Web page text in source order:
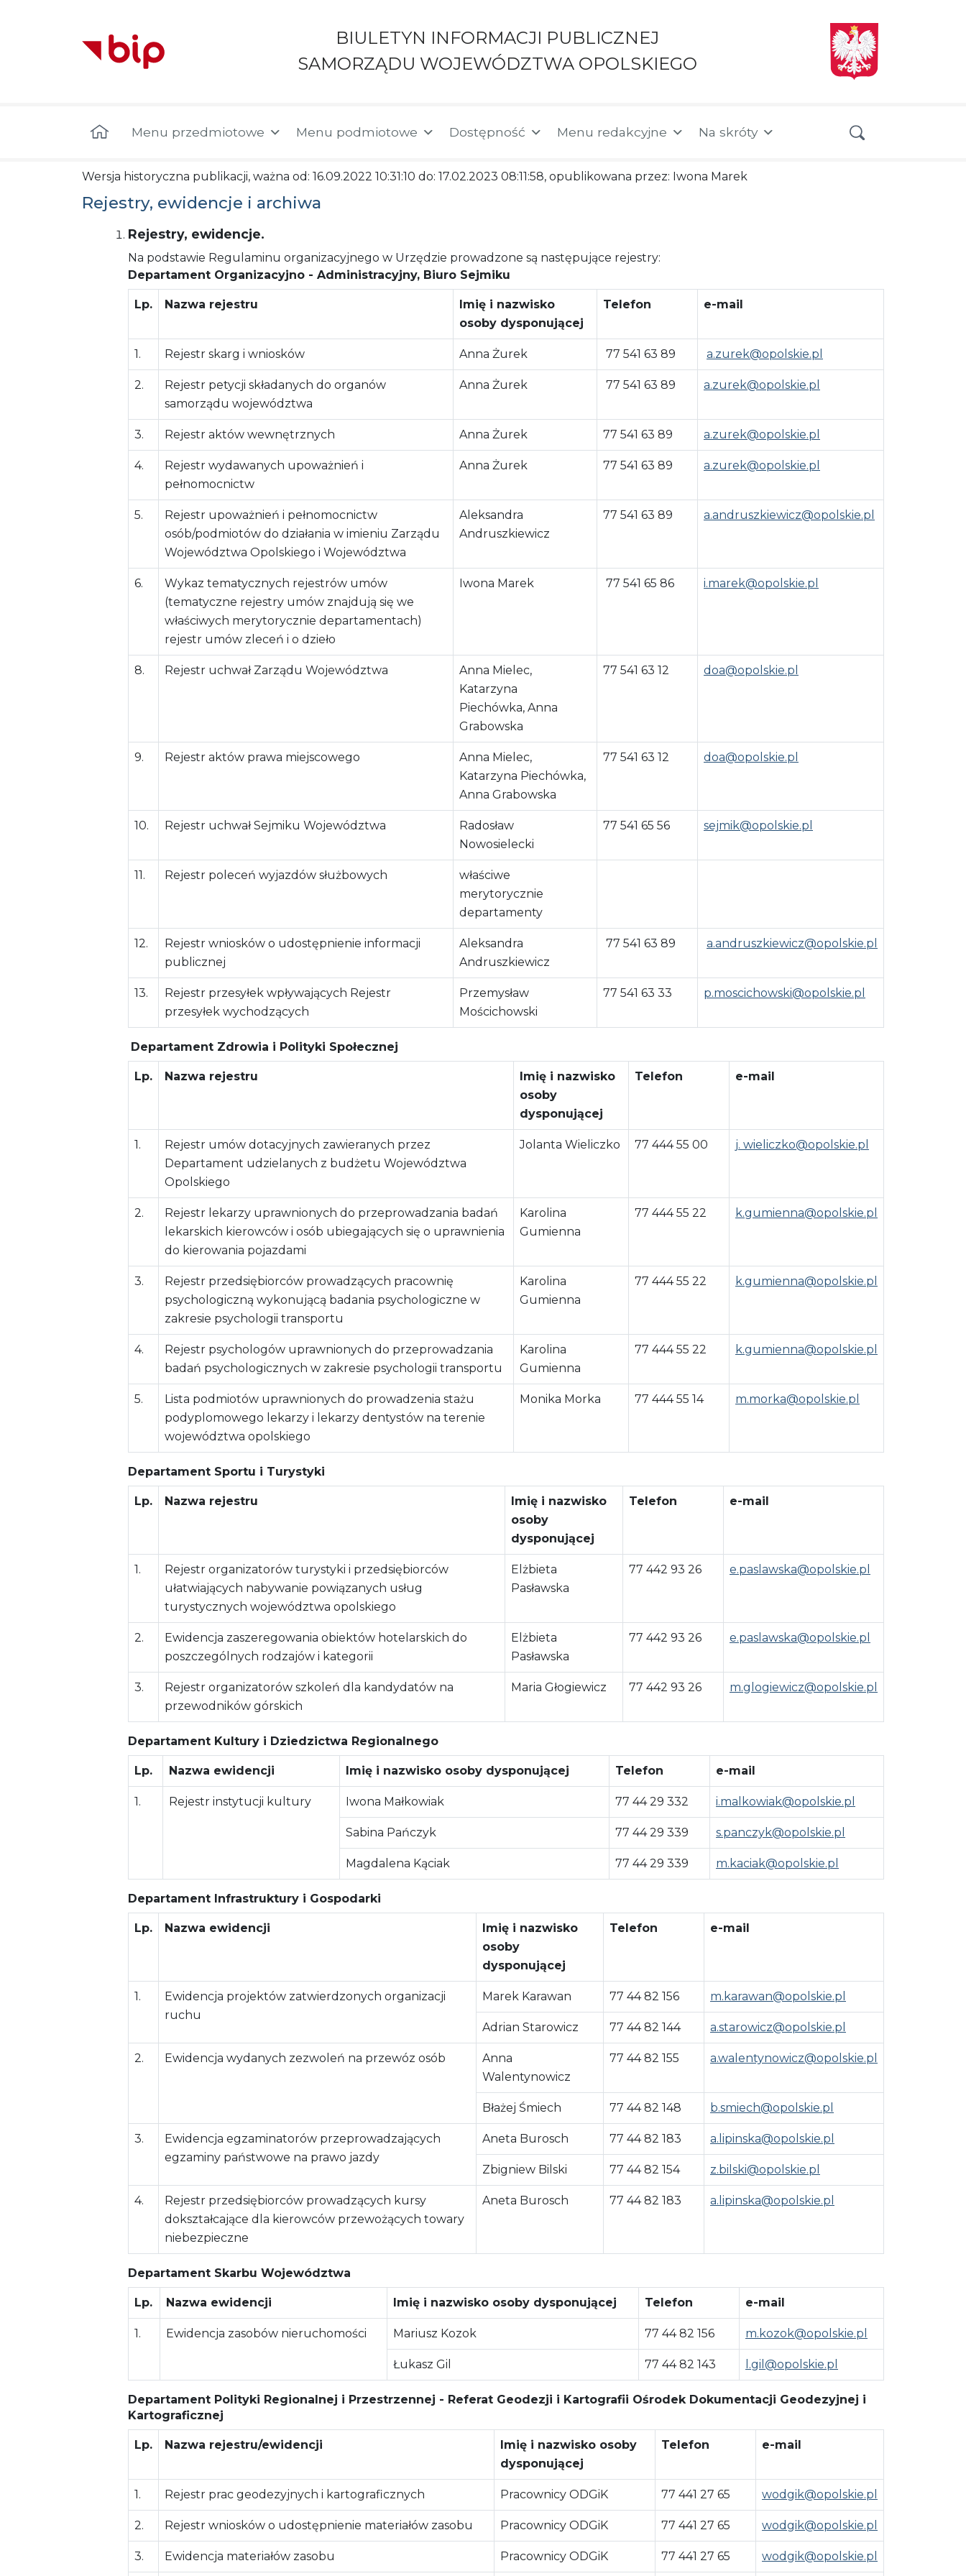
BIULETYN INFORMACJI PUBLICZNEJ
SAMORZĄDU WOJEWÓDZTWA OPOLSKIEGO
Menu przedmiotowe Menu podmiotowe Dostępność Menu redakcyjne Na skróty
Wersja historyczna publikacji, ważna od: 16.09.2022 10:31:10 do: 17.02.2023 08:11:58, opublikowana przez: Iwona Marek
Rejestry, ewidencje i archiwa
Rejestry, ewidencje.
Na podstawie Regulaminu organizacyjnego w Urzędzie prowadzone są następujące rejestry:
Departament Organizacyjno - Administracyjny, Biuro Sejmiku
Lp. Nazwa rejestru
Imię i nazwisko
osoby dysponującej
Telefon e-mail
1. Rejestr skarg i wniosków Anna Żurek 77 541 63 89 a.zurek@opolskie.pl
2.
Rejestr petycji składanych do organów
samorządu województwa
Anna Żurek 77 541 63 89 a.zurek@opolskie.pl
3. Rejestr aktów wewnętrznych Anna Żurek 77 541 63 89 a.zurek@opolskie.pl
4.
Rejestr wydawanych upoważnień i
pełnomocnictw
Anna Żurek 77 541 63 89 a.zurek@opolskie.pl
5.
Rejestr upoważnień i pełnomocnictw
osób/podmiotów do działania w imieniu Zarządu
Województwa Opolskiego i Województwa
Aleksandra
Andruszkiewicz
77 541 63 89 a.andruszkiewicz@opolskie.pl
6.
Wykaz tematycznych rejestrów umów
(tematyczne rejestry umów znajdują się we
właściwych merytorycznie departamentach)
rejestr umów zleceń i o dzieło
Iwona Marek 77 541 65 86 i.marek@opolskie.pl
8. Rejestr uchwał Zarządu Województwa
Anna Mielec,
Katarzyna
Piechówka, Anna
Grabowska
77 541 63 12 doa@opolskie.pl
9. Rejestr aktów prawa miejscowego
Anna Mielec,
Katarzyna Piechówka,
Anna Grabowska
77 541 63 12 doa@opolskie.pl
10. Rejestr uchwał Sejmiku Województwa
Radosław
Nowosielecki
77 541 65 56 sejmik@opolskie.pl
11. Rejestr poleceń wyjazdów służbowych
właściwe
merytorycznie
departamenty
12.
Rejestr wniosków o udostępnienie informacji
publicznej
Aleksandra
Andruszkiewicz
77 541 63 89 a.andruszkiewicz@opolskie.pl
13.
Rejestr przesyłek wpływających Rejestr
przesyłek wychodzących
Przemysław
Mościchowski
77 541 63 33 p.moscichowski@opolskie.pl
Departament Zdrowia i Polityki Społecznej
Lp. Nazwa rejestru
Imię i nazwisko
osoby
dysponującej
Telefon e-mail
1.
Rejestr umów dotacyjnych zawieranych przez
Departament udzielanych z budżetu Województwa
Opolskiego
Jolanta Wieliczko 77 444 55 00 j. wieliczko@opolskie.pl
2.
Rejestr lekarzy uprawnionych do przeprowadzania badań
lekarskich kierowców i osób ubiegających się o uprawnienia
do kierowania pojazdami
Karolina
Gumienna
77 444 55 22 k.gumienna@opolskie.pl
3.
Rejestr przedsiębiorców prowadzących pracownię
psychologiczną wykonującą badania psychologiczne w
zakresie psychologii transportu
Karolina
Gumienna
77 444 55 22 k.gumienna@opolskie.pl
4.
Rejestr psychologów uprawnionych do przeprowadzania
badań psychologicznych w zakresie psychologii transportu
Karolina
Gumienna
77 444 55 22 k.gumienna@opolskie.pl
5.
Lista podmiotów uprawnionych do prowadzenia stażu
podyplomowego lekarzy i lekarzy dentystów na terenie
województwa opolskiego
Monika Morka 77 444 55 14 m.morka@opolskie.pl
Departament Sportu i Turystyki
Lp. Nazwa rejestru
Imię i nazwisko
osoby
dysponującej
Telefon e-mail
1.
Rejestr organizatorów turystyki i przedsiębiorców
ułatwiających nabywanie powiązanych usług
turystycznych województwa opolskiego
Elżbieta
Pasławska
77 442 93 26 e.paslawska@opolskie.pl
2.
Ewidencja zaszeregowania obiektów hotelarskich do
poszczególnych rodzajów i kategorii
Elżbieta
Pasławska
77 442 93 26 e.paslawska@opolskie.pl
3.
Rejestr organizatorów szkoleń dla kandydatów na
przewodników górskich
Maria Głogiewicz 77 442 93 26 m.glogiewicz@opolskie.pl
Departament Kultury i Dziedzictwa Regionalnego
Lp. Nazwa ewidencji Imię i nazwisko osoby dysponującej Telefon e-mail
1. Rejestr instytucji kultury Iwona Małkowiak 77 44 29 332 i.malkowiak@opolskie.pl
Sabina Pańczyk 77 44 29 339 s.panczyk@opolskie.pl
Magdalena Kąciak 77 44 29 339 m.kaciak@opolskie.pl
Departament Infrastruktury i Gospodarki
Lp. Nazwa ewidencji
Imię i nazwisko
osoby
dysponującej
Telefon e-mail
1.
Ewidencja projektów zatwierdzonych organizacji
ruchu
Marek Karawan 77 44 82 156 m.karawan@opolskie.pl
Adrian Starowicz 77 44 82 144 a.starowicz@opolskie.pl
2. Ewidencja wydanych zezwoleń na przewóz osób
Anna
Walentynowicz
77 44 82 155 a.walentynowicz@opolskie.pl
Błażej Śmiech 77 44 82 148 b.smiech@opolskie.pl
3.
Ewidencja egzaminatorów przeprowadzających
egzaminy państwowe na prawo jazdy
Aneta Burosch 77 44 82 183 a.lipinska@opolskie.pl
Zbigniew Bilski 77 44 82 154 z.bilski@opolskie.pl
4.
Rejestr przedsiębiorców prowadzących kursy
dokształcające dla kierowców przewożących towary
niebezpieczne
Aneta Burosch 77 44 82 183 a.lipinska@opolskie.pl
Departament Skarbu Województwa
Lp. Nazwa ewidencji Imię i nazwisko osoby dysponującej Telefon e-mail
1. Ewidencja zasobów nieruchomości Mariusz Kozok 77 44 82 156 m.kozok@opolskie.pl
Łukasz Gil 77 44 82 143 l.gil@opolskie.pl
Departament Polityki Regionalnej i Przestrzennej - Referat Geodezji i Kartografii Ośrodek Dokumentacji Geodezyjnej i
Kartograficznej
Lp. Nazwa rejestru/ewidencji
Imię i nazwisko osoby
dysponującej
Telefon e-mail
1. Rejestr prac geodezyjnych i kartograficznych Pracownicy ODGiK 77 441 27 65 wodgik@opolskie.pl
2. Rejestr wniosków o udostępnienie materiałów zasobu Pracownicy ODGiK 77 441 27 65 wodgik@opolskie.pl
3. Ewidencja materiałów zasobu Pracownicy ODGiK 77 441 27 65 wodgik@opolskie.pl